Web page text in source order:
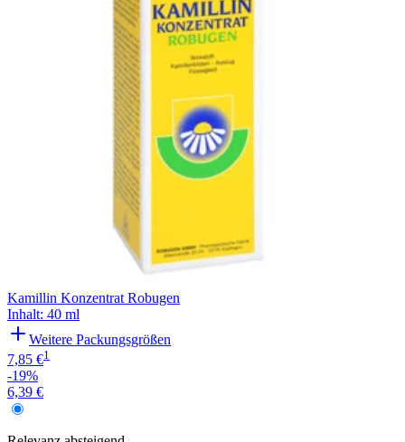
Kamillin Konzentrat Robugen
Inhalt: 40 ml
Weitere Packungsgrößen
7,85 €1
-19%
6,39 €